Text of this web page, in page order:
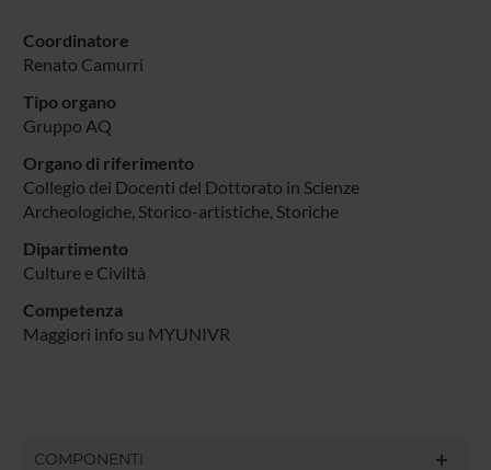
Coordinatore
Renato Camurri
Tipo organo
Gruppo AQ
Organo di riferimento
Collegio dei Docenti del Dottorato in Scienze
Archeologiche, Storico-artistiche, Storiche
Dipartimento
Culture e Civiltà
Competenza
Maggiori info su MYUNIVR
COMPONENTI